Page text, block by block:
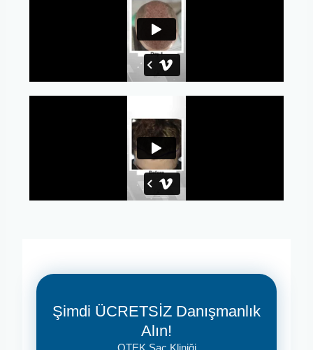
Şimdi ÜCRETSİZ Danışmanlık
Alın!
OTEK Saç Kliniği